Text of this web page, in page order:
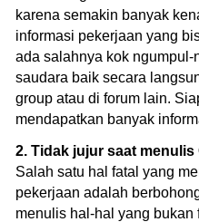
karena semakin banyak
informasi pekerjaan yang
ada salahnya kok
saudara baik secara
group atau di forum lain.
mendapatkan banyak
2. Tidak jujur saat menulis
Salah satu hal fatal yang
pekerjaan adalah
menulis hal-hal yang bukan